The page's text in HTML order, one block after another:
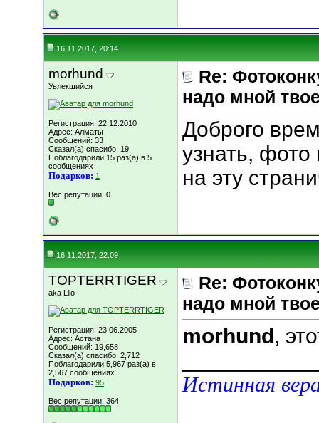
16.11.2017, 20:14
morhund
Увлекшийся
Регистрация: 22.12.2010
Адрес: Алматы
Сообщений: 33
Сказал(а) спасибо: 19
Поблагодарили 15 раз(а) в 5
сообщениях
Подарков: 1
Вес репутации: 0
Re:
надо мной
Доброго
узнать,
на эту
16.11.2017, 22:09
TOPTERRTIGER
aka Lilo
Регистрация: 23.06.2005
Адрес: Астана
Сообщений: 19,658
Сказал(а) спасибо: 2,712
Поблагодарили 5,967 раз(а) в
2,567 сообщениях
Подарков: 95
Вес репутации: 364
Re:
надо мной
morhund ,
Истинная